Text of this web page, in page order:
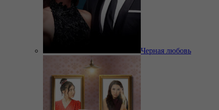
Черная любовь